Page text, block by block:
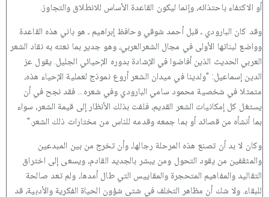
أو الاكتفاء باحتذائه، وإنما ليكون القاعدة الأساس للانطلاق والتجاوز.
وقد كان البارودي ـ قبل أحمد شوقي وحافظ إبراهيم ـ هو باني هذه القاعدة
وواضع لبناتها الأولى في مجال الشعرالعربي، وهو جدير بما نعته به نقاد الشعر
العربي الحديث الذين أفاضوا في الإشادة بدوره الإحيائي الجليل. يقول عز
الدين إسماعيل: "ولدينا في ميدان الشعر أروع نموذج لعملية الإحياء هذه،
متمثلا في شخصية محمود سامي البارودي وفي شعره... فقد نجح في أن
يستغل كل إمكانيات الشعر القديم، فلفت بذلك الأنظار إلى قيمة الشعر، سواء
بما أنشأه من قصائد أو بما جمعه وقدمه للناس من مختارات ذلك الشعر."
وكان لا بد أن تصنع هذه المرحلة رجالها، وأن تخرج من بين المبدعين
والمثقفين من يقود التحول ومن يبشر بالجديد القادم، ويسعى إلى اختراق
التقاليد والمفاهيم المتحجرة والمقاييس التي طال أمدها، ولم تعد صالحة
للبقاء. ولا شك أن مظاهر التخلف في شتى شؤون الحياة الفكرية والأدبية، قد